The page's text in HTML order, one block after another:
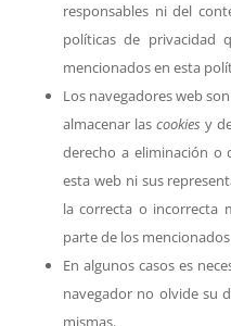
responsables ni del
políticas de privacidad
mencionados en esta
Los navegadores web
almacenar las cookies y
derecho a eliminación o
esta web ni sus
la correcta o incorrecta
parte de los
En algunos casos es
navegador no olvide su
mismas.